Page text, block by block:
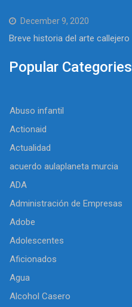
December 9, 2020
Breve historia del arte callejero
Popular Categories
Abuso infantil
Actionaid
Actualidad
acuerdo aulaplaneta murcia
ADA
Administración de Empresas
Adobe
Adolescentes
Aficionados
Agua
Alcohol Casero